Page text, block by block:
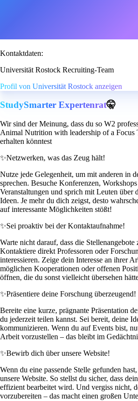
Kontaktdaten:
Universität Rostock Recruiting-Team
Profil von Universität Rostock anzeigen
StudySmarter Expertenrat🤫
Wir sind der Meinung, dass du so W2
Animal Nutrition with leadership of a Focus
erhalten könntest
✨Netzwerken, was das Zeug hält!
Nutze jede Gelegenheit, um mit anderen in
sprechen. Besuche Konferenzen,
Veranstaltungen und sprich mit Leuten über
Ideen. Je mehr du dich zeigst, desto
auf interessante Möglichkeiten stößt!
✨Sei proaktiv bei der Kontaktaufnahme!
Warte nicht darauf, dass die
Kontaktiere direkt Professoren oder
interessieren. Zeige dein Interesse an ihrer
möglichen Kooperationen oder offenen
öffnen, die du sonst vielleicht übersehen
✨Präsentiere deine Forschung überzeugend!
Bereite eine kurze, prägnante Präsentation
du jederzeit teilen kannst. Sei bereit, deine
kommunizieren. Wenn du auf Events bist,
Arbeit vorzustellen – das bleibt im
✨Bewirb dich über unsere Website!
Wenn du eine passende Stelle gefunden
unsere Website. So stellst du sicher, dass
effizient bearbeitet wird. Und vergiss nicht,
vorzubereiten – das macht einen großen